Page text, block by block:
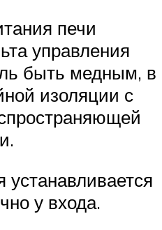
печи
управления
быть медным, в
изоляции с
устанавливается
у входа.